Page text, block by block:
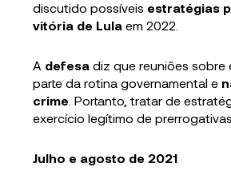
discutido possíveis estratégias
vitória de Lula em 2022.
A defesadiz que reuniões sobre
parte da rotina governamental e
crime . Portanto, tratar de
exercício legítimo de
Julho e agosto de 2021